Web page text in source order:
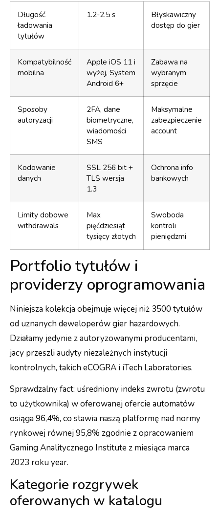
Długość
ładowania
tytułów
1.2-2.5 s
Błyskawiczny
dostęp do gier
Kompatybilność
mobilna
Apple iOS 11 i
wyżej, System
Android 6+
Zabawa na
wybranym
sprzęcie
Sposoby
autoryzacji
2FA, dane
biometryczne,
wiadomości
SMS
Maksymalne
zabezpieczenie
account
Kodowanie
danych
SSL 256 bit +
TLS wersja
1.3
Ochrona info
bankowych
Limity dobowe
withdrawals
Max
pięćdziesiąt
tysięcy złotych
Swoboda
kontroli
pieniędzmi
Portfolio tytułów i
providerzy oprogramowania
Niniejsza kolekcja obejmuje więcej niż 3500 tytułów
od uznanych deweloperów gier hazardowych.
Działamy jedynie z autoryzowanymi producentami,
jacy przeszli audyty niezależnych instytucji
kontrolnych, takich eCOGRA i iTech Laboratories.
Sprawdzalny fact: uśredniony indeks zwrotu (zwrotu
to użytkownika) w oferowanej ofercie automatów
osiąga 96,4%, co stawia naszą platformę nad normy
rynkowej równej 95,8% zgodnie z opracowaniem
Gaming Analitycznego Institute z miesiąca marca
2023 roku year.
Kategorie rozgrywek
oferowanych w katalogu